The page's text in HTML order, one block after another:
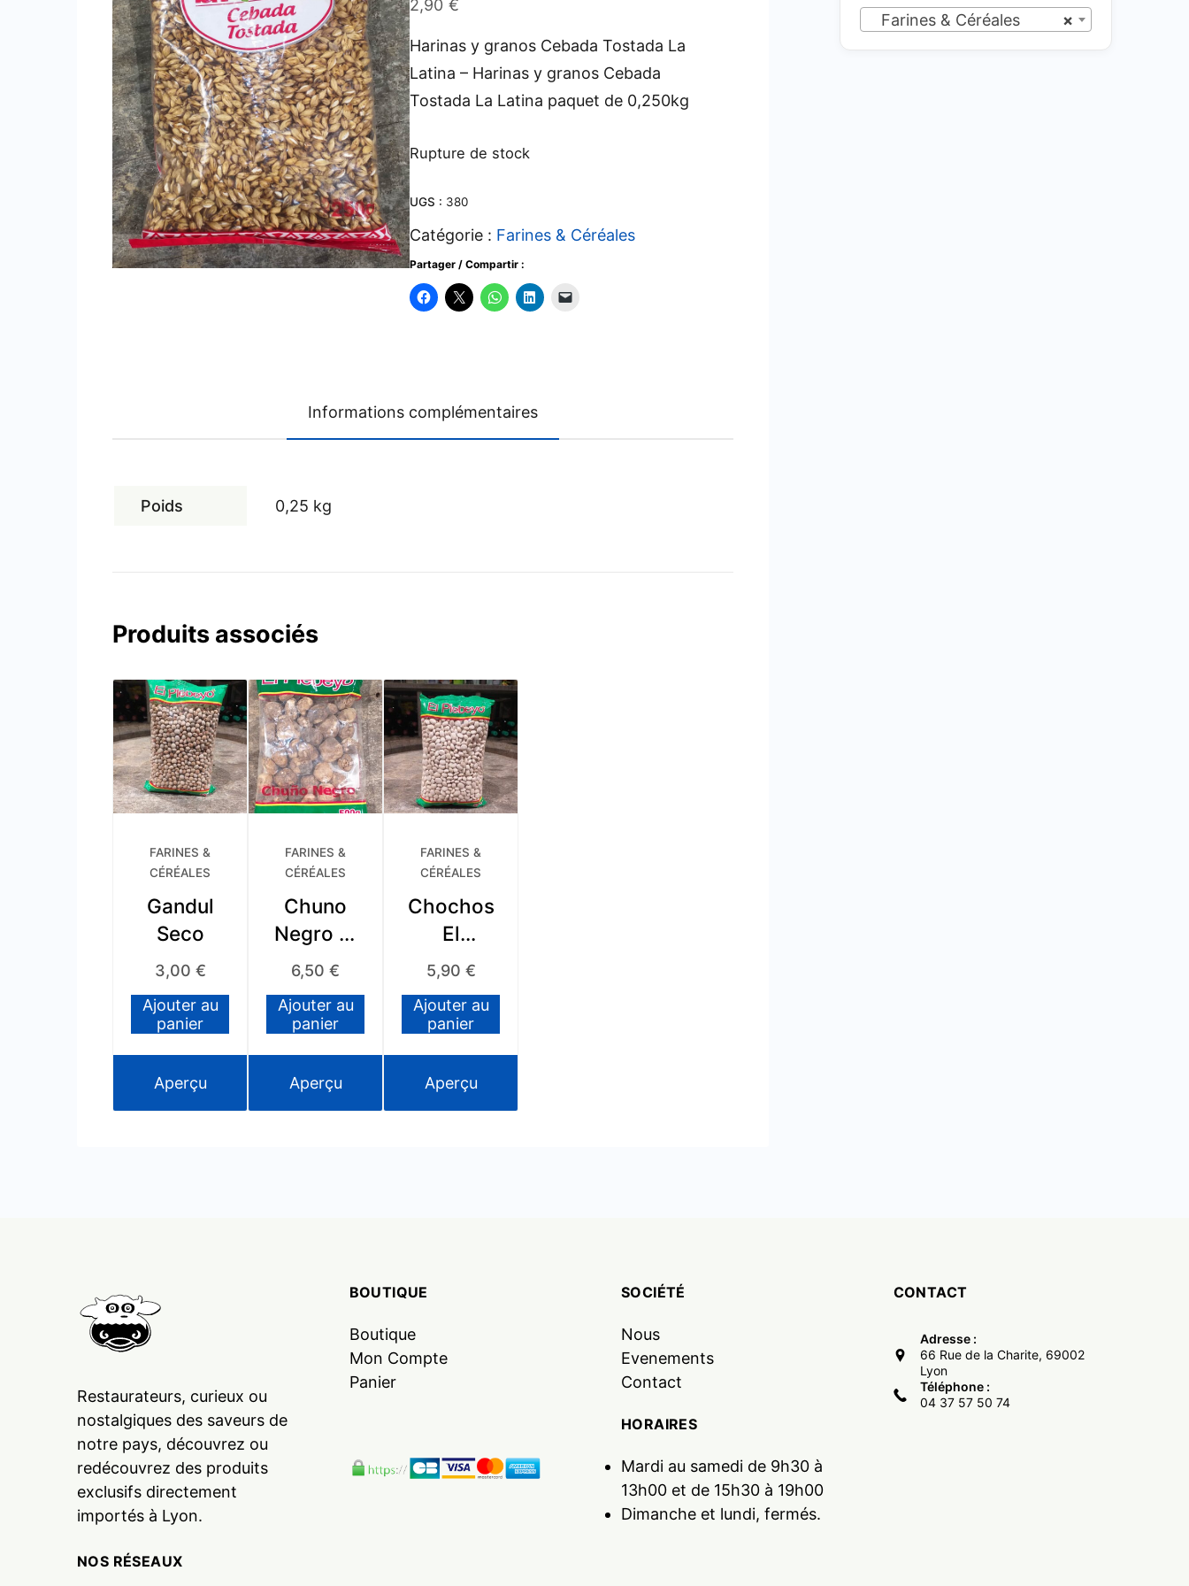
2,90 €
Harinas y granos Cebada Tostada La
Latina – Harinas y granos Cebada
Tostada La Latina paquet de 0,250kg
Rupture de stock
UGS : 380
Catégorie : Farines & Céréales
Partager / Compartir :
Informations complémentaires
Poids 0,25 kg
Produits associés
FARINES &
CÉRÉALES
Gandul
Seco
3,00 €
Ajouter au
panier
Aperçu
FARINES &
CÉRÉALES
Chuno
Negro El
Plebeyo
6,50€
Ajouter au
panier
Aperçu
FARINES &
CÉRÉALES
Chochos
El
Plebeyo
5,90 €
Ajouter au
panier
Aperçu
×
Farines & Céréales
Restaurateurs, curieux ou
nostalgiques des saveurs de
notre pays, découvrez ou
redécouvrez des produits
exclusifs directement
importés à Lyon.
NOS RÉSEAUX
BOUTIQUE
Boutique
Mon Compte
Panier
SOCIÉTÉ
Nous
Evenements
Contact
HORAIRES
Mardi au samedi de 9h30 à
13h00 et de 15h30 à 19h00
Dimanche et lundi, fermés.
CONTACT
Adresse :
66 Rue de la Charite, 69002
Lyon
Téléphone :
04 37 57 50 74